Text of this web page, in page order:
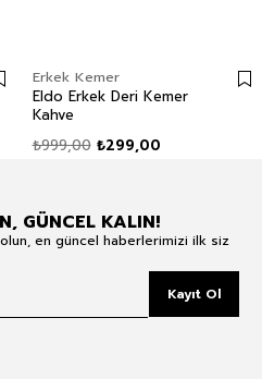
Erkek Kemer
Eldo Erkek Deri Kemer
Kahve
₺299,00
₺999,00
GÜNCEL KALIN!
en güncel haberlerimizi ilk siz
Kayıt Ol